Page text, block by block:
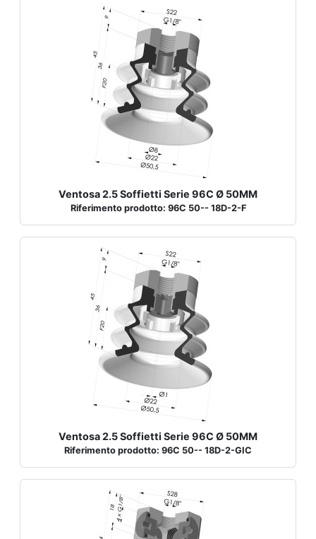
Ventosa 2.5 Soffietti Serie 96C Ø 50MM
Riferimento prodotto: 96C 50-- 18D-2-F
Ventosa 2.5 Soffietti Serie 96C Ø 50MM
Riferimento prodotto: 96C 50-- 18D-2-GIC